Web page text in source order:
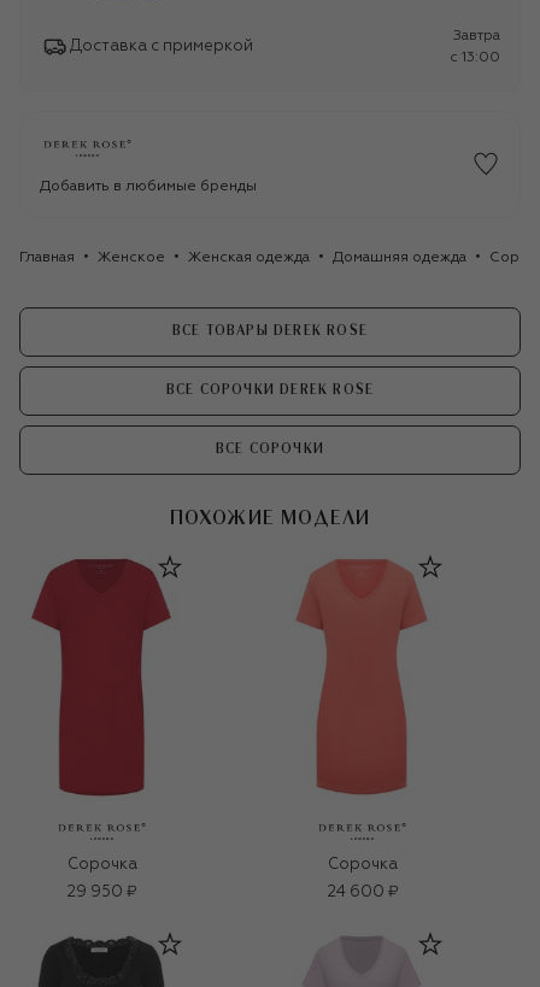
Доставка с примеркой
Завтра
c 13:00
Добавить в любимые бренды
Главная Женское Женская одежда Домашняя одежда
ВСЕ ТОВАРЫ DEREK ROSE
ВСЕ СОРОЧКИ DEREK ROSE
ВСЕ СОРОЧКИ
ПОХОЖИЕ МОДЕЛИ
Сорочка
29 950 ₽
Сорочка
24 600 ₽